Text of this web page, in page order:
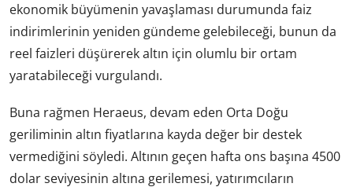
ekonomik büyümenin yavaşlaması durumunda faiz
indirimlerinin yeniden gündeme gelebileceği, bunun da
reel faizleri düşürerek altın için olumlu bir ortam
yaratabileceği vurgulandı.
Buna rağmen Heraeus, devam eden Orta Doğu
geriliminin altın fiyatlarına kayda değer bir destek
vermediğini söyledi. Altının geçen hafta ons başına 4500
dolar seviyesinin altına gerilemesi, yatırımcıların